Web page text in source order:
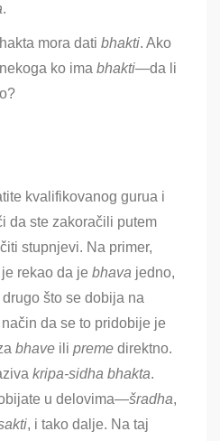
.
mora dati bhakti. Ako
ko ima bhakti—da li
kvalifikovanog gurua i
da ste zakoračili putem
stupnjevi. Na primer,
rekao da je bhava jedno,
što se dobija na
da se to pridobije je
bhave ili preme direktno.
kripa-sidha bhakta.
u delovima—šradha,
, i tako dalje. Na taj